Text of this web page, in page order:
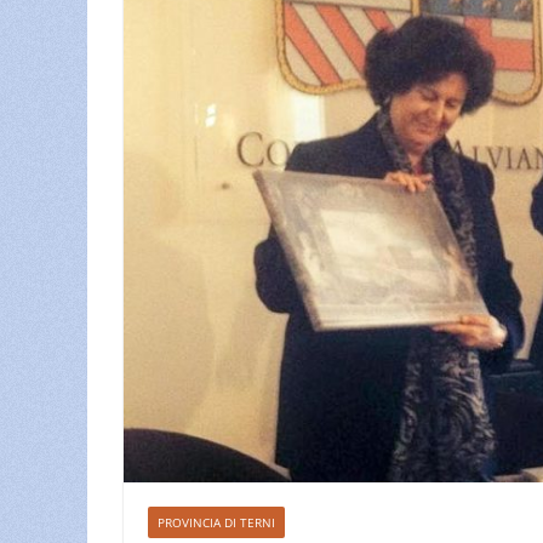
PROVINCIA DI TERNI